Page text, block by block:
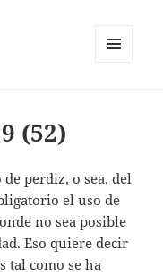
(52)
perdiz, o sea, del
el uso de
no sea posible
Eso quiere decir
tal como se ha